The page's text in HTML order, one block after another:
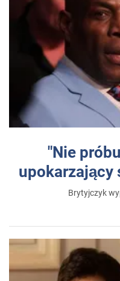
"Nie
upokarzający
Brytyjczyk